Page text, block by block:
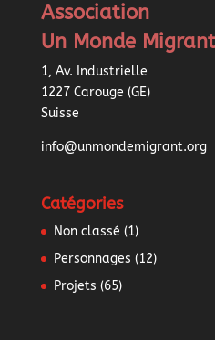
Association
Un Monde Migrant
1, Av. Industrielle
1227 Carouge (GE)
Suisse
info@unmondemigrant.org
Catégories
Non classé (1)
Personnages (12)
Projets (65)